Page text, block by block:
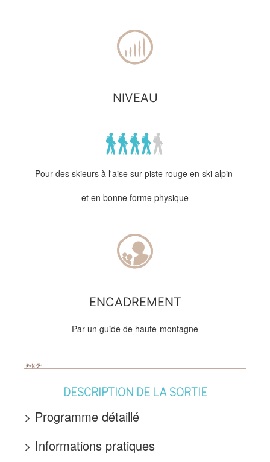
NIVEAU
Pour des skieurs à l'aise sur piste rouge en ski alpin
et en bonne forme physique
ENCADREMENT
Par un guide de haute-montagne
DESCRIPTION DE LA SORTIE
> Programme détaillé
> Informations pratiques